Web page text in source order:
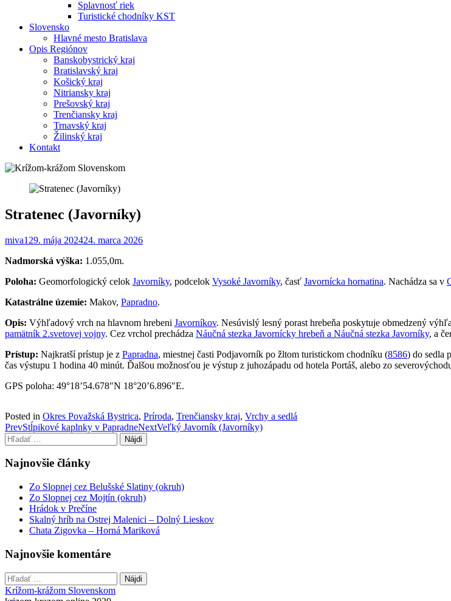
Splavnosť riek
Turistické chodníky KST
Slovensko
Hlavné mesto Bratislava
Opis Regiónov
Banskobystrický kraj
Bratislavský kraj
Košický kraj
Nitriansky kraj
Prešovský kraj
Trenčiansky kraj
Trnavský kraj
Žilinský kraj
Kontakt
Stratenec (Javorníky)
miva1 29. mája 202424. marca 2026
Nadmorská výška: 1.055,0m.
Poloha: Geomorfologický celok Javorníky, podcelok Vysoké Javorníky, časť Javornícka hornatina. Nachádza sa v
Katastrálne územie: Makov, Papradno.
Opis: Výhľadový vrch na hlavnom hrebeni Javorníkov. Nesúvislý lesný porast hrebeňa poskytuje obmedzený
pamätník 2.svetovej vojny. Cez vrchol prechádza Náučná stezka Javornícky hrebeň a Náučná stezka Javorníky, a
Prístup: Najkratší prístup je z Papradna, miestnej časti Podjavorník po žltom turistickom chodníku (8586) do sedla
čas výstupu 1 hodina 40 minút. Ďalšou možnosťou je výstup z juhozápadu od hotela Portáš, alebo zo
GPS poloha: 49°18’54.678″N 18°20’6.896″E.
Posted in Okres Považská Bystrica, Príroda, Trenčiansky kraj, Vrchy a sedlá
Post
navigation
PrevStĺpikové kaplnky v PapradneNextVeľký Javorník (Javorníky)
Hľadať:
Najnovšie články
Zo Slopnej cez Belušské Slatiny (okruh)
Zo Slopnej cez Mojtín (okruh)
Hrádok v Prečíne
Skalný hríb na Ostrej Malenici – Dolný Lieskov
Chata Zigovka – Horná Mariková
Najnovšie komentáre
Hľadať:
Krížom-krážom Slovenskom